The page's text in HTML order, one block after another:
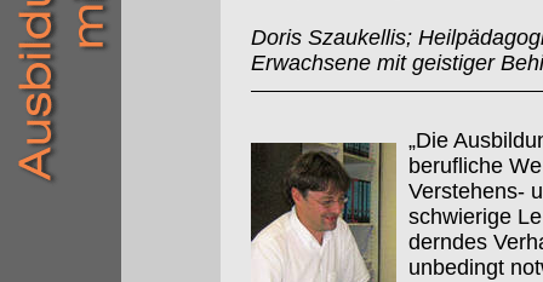
Doris Szaukellis;
Erwachsene mit geistiger
„Die
berufliche
Verstehens-
schwierige
derndes
unbedingt